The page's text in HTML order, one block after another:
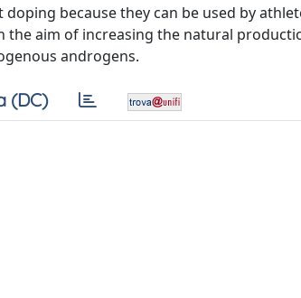
because they can be used by
aim of increasing the natural
androgens.
(DC)